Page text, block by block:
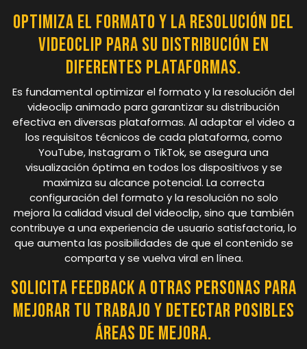
Optimiza el formato y la resolución del
videoclip para su distribución en
diferentes plataformas.
Es fundamental optimizar el formato y la resolución del
videoclip animado para garantizar su distribución
efectiva en diversas plataformas. Al adaptar el video a
los requisitos técnicos de cada plataforma, como
YouTube, Instagram o TikTok, se asegura una
visualización óptima en todos los dispositivos y se
maximiza su alcance potencial. La correcta
configuración del formato y la resolución no solo
mejora la calidad visual del videoclip, sino que también
contribuye a una experiencia de usuario satisfactoria, lo
que aumenta las posibilidades de que el contenido se
comparta y se vuelva viral en línea.
Solicita feedback a otras personas para
mejorar tu trabajo y detectar posibles
áreas de mejora.